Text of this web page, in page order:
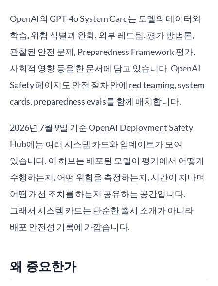
OpenAI의 GPT-4o System Card는 모델의 데이터와
학습, 위험 식별과 완화, 외부 레드팀, 평가 방법론,
관찰된 안전 문제, Preparedness Framework 평가,
사회적 영향 등을 한 문서에 담고 있습니다. OpenAI
Safety 페이지도 안전 절차 안에 red teaming, system
cards, preparedness evals를 함께 배치합니다.
2026년 7월 9일 기준 OpenAI Deployment Safety
Hub에는 여러 시스템 카드와 업데이트가 모여
있습니다. 이 허브는 배포된 모델이 평가에서 어떻게
수행하는지, 어떤 위험을 측정하는지, 시간이 지나며
어떤 개선 조치를 하는지 공유하는 공간입니다.
그래서 시스템 카드는 단순한 출시 소개가 아니라
배포 안전성 기록에 가깝습니다.
왜 중요한가